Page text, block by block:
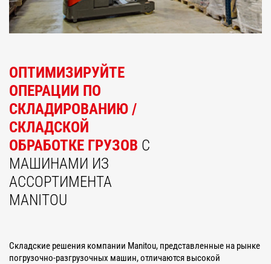
ОПТИМИЗИРУЙТЕ
ОПЕРАЦИИ ПО
СКЛАДИРОВАНИЮ /
СКЛАДСКОЙ
ОБРАБОТКЕ ГРУЗОВ С
МАШИНАМИ ИЗ
АССОРТИМЕНТА
MANITOU
Складские решения компании Manitou, представленные на рынке
погрузочно-разгрузочных машин, отличаются высокой